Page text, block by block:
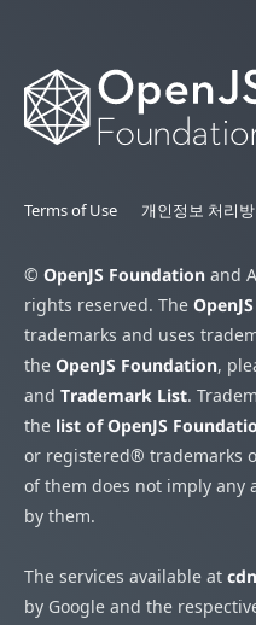
Terms of Use 개인정보 처리
© OpenJS Foundation and
rights reserved. The
trademarks and uses
the OpenJS Foundation,
and Trademark List.
the list of OpenJS
or registered® trademarks
of them does not imply
by them.
The services available at
by Google and the